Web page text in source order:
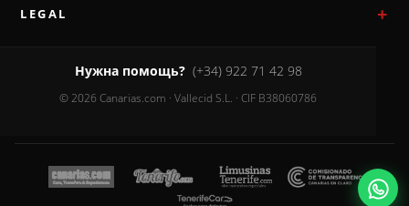
LEGAL
Нужна помощь? (+34) 922 71 42 98
© 2026 Canarias.com · Vallecid S.L. · CIF B38060786